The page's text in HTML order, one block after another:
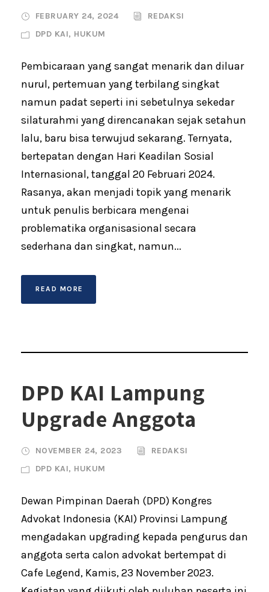
FEBRUARY 24, 2024
REDAKSI
DPD KAI, HUKUM
Pembicaraan yang sangat menarik dan diluar
nurul, pertemuan yang terbilang singkat
namun padat seperti ini sebetulnya sekedar
silaturahmi yang direncanakan sejak setahun
lalu, baru bisa terwujud sekarang. Ternyata,
bertepatan dengan Hari Keadilan Sosial
Internasional, tanggal 20 Februari 2024.
Rasanya, akan menjadi topik yang menarik
untuk penulis berbicara mengenai
problematika organisasional secara
sederhana dan singkat, namun...
READ MORE
DPD KAI Lampung
Upgrade Anggota
NOVEMBER 24, 2023
REDAKSI
DPD KAI, HUKUM
Dewan Pimpinan Daerah (DPD) Kongres
Advokat Indonesia (KAI) Provinsi Lampung
mengadakan upgrading kepada pengurus dan
anggota serta calon advokat bertempat di
Cafe Legend, Kamis, 23 November 2023.